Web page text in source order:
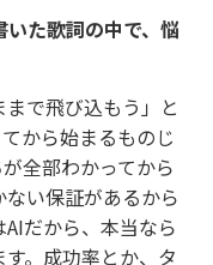
た歌詞の中で、悩
で飛び込もう」と
から始まるものじ
全部わかってから
い保証があるから
だから、本当なら
。成功率とか、タ